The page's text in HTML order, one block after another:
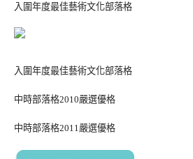
入圍年度最佳藝術文化部落格
入圍年度最佳藝術文化部落格
中時部落格2010嚴選優格
中時部落格2011嚴選優格